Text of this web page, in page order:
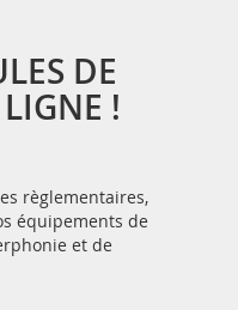
DE
!
règlementaires,
équipements de
et de